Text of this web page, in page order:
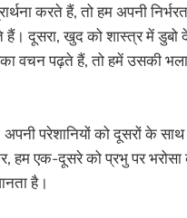
करते हैं, तो हम अपनी
खुद को शास्त्र में डुबो दें।
वचन पढ़ते हैं, तो हमें उसकी
परेशानियों को दूसरों के साथ
एक-दूसरे को प्रभु पर
है।